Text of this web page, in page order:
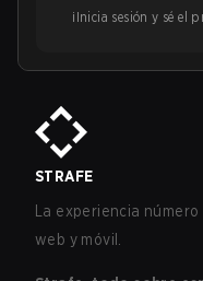
¡Inicia sesión y sé el
STRAFE
La experiencia
web y móvil.